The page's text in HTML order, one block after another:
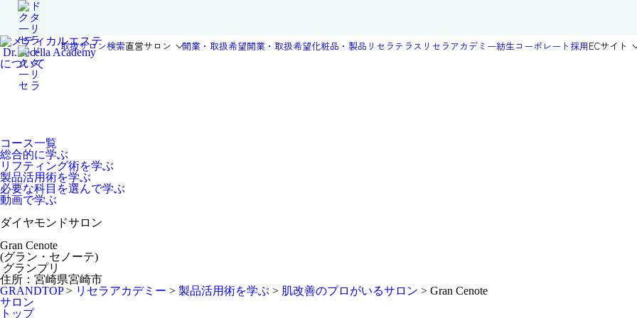
取扱サロン検索直営サロン 開業・取扱希望開業・取扱希望化粧品・製品 リセラテラス リセラアカデミー紡生コーポレート採用ECサイト
Dr.Recella Academy
について
コース一覧
総合的に学ぶ
リフティング術を学ぶ
製品活用術を学ぶ
必要な科目を選んで学ぶ
動画で学ぶ
ダイヤモンドサロン
Gran Cenote
(グラン・セノーテ)
グランプリ
住所：宮崎県宮崎市
GRANDTOP> リセラアカデミー > 製品活用術を学ぶ > 肌改善のプロがいるサロン > Gran Cenote
サロン
トップ